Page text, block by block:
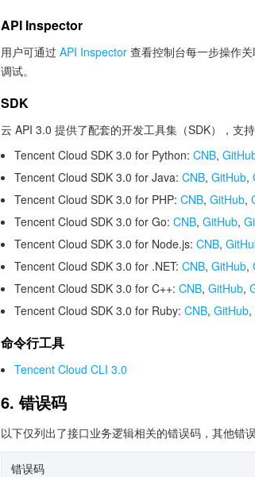
API Inspector
用户可通过 API Inspector 查看控制台每一步操作
调试。
SDK
云 API 3.0 提供了配套的开发工具集（SDK），支
Tencent Cloud SDK 3.0 for Python: CNB,
Tencent Cloud SDK 3.0 for Java: CNB, GitHub,
Tencent Cloud SDK 3.0 for PHP: CNB, GitHub,
Tencent Cloud SDK 3.0 for Go: CNB, GitHub,
Tencent Cloud SDK 3.0 for Node.js: CNB,
Tencent Cloud SDK 3.0 for .NET: CNB, GitHub,
Tencent Cloud SDK 3.0 for C++: CNB, GitHub,
Tencent Cloud SDK 3.0 for Ruby: CNB, GitHub,
命令行工具
Tencent Cloud CLI 3.0
6. 错误码
以下仅列出了接口业务逻辑相关的错误码，其他错
错误码